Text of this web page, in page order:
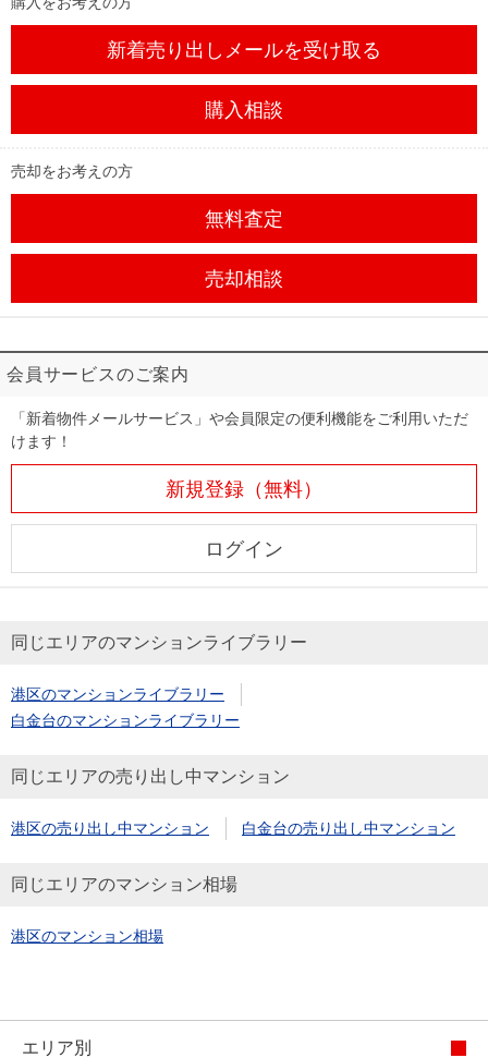
新着売り出しメールを受け取る
購入相談
売却をお考えの方
無料査定
売却相談
会員サービスのご案内
「新着物件メールサービス」や会員限定の便利機能をご利用いただ
けます！
新規登録（無料）
ログイン
同じエリアのマンションライブラリー
港区のマンションライブラリー
白金台のマンションライブラリー
同じエリアの売り出し中マンション
港区の売り出し中マンション 白金台の売り出し中マンション
同じエリアのマンション相場
港区のマンション相場
エリア別